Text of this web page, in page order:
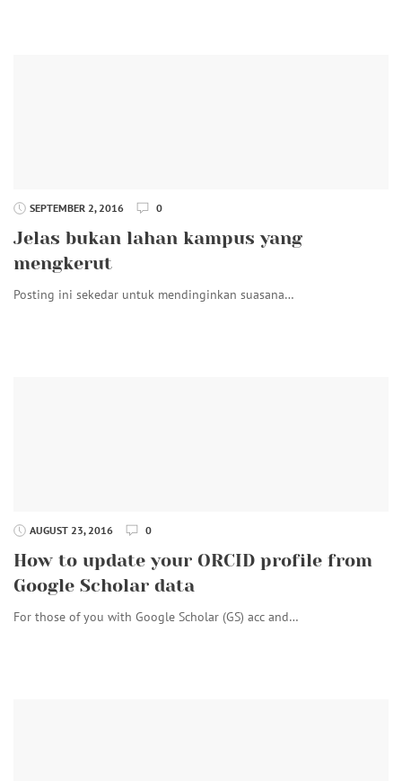
SEPTEMBER 2, 2016 0
Jelas bukan lahan kampus yang
mengkerut
Posting ini sekedar untuk mendinginkan suasana…
AUGUST 23, 2016 0
How to update your ORCID profile from
Google Scholar data
For those of you with Google Scholar (GS) acc and…